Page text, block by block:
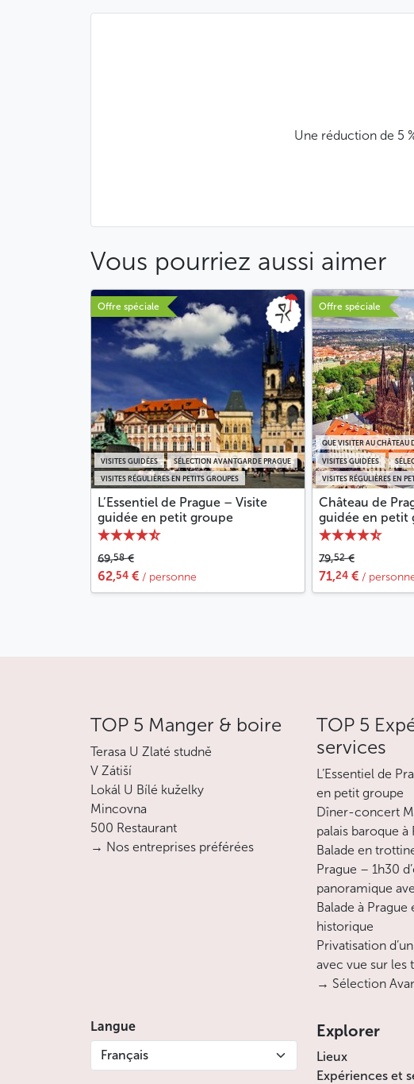
Une réduction de 5
Vous pourriez aussi aimer
Offre spéciale
VISITES RÉGULIÈRES EN PETITS GROUPES
VISITES GUIDÉES SÉLECTION AVANTGARDE PRAGUE
L’Essentiel de Prague – Visite
guidée en petit groupe
69,58€
62,54 € / personne
Offre spéciale
VISITES RÉGULIÈRES EN
VISITES GUIDÉES
QUE VISITER AU CHÂTEAU
Château de
guidée en petit
79,52€
71,24 € /
TOP 5 Manger & boire
Terasa U Zlaté studně
V Zátiší
Lokál U Bílé kuželky
Mincovna
500 Restaurant
→ Nos entreprises préférées
TOP 5
services
L’Essentiel de
en petit groupe
Dîner-concert
palais baroque à
Balade en
Prague – 1h30
panoramique
Balade à Prague
historique
Privatisation
avec vue sur les
→ Sélection
Langue
Français
Explorer
Lieux
Expériences et